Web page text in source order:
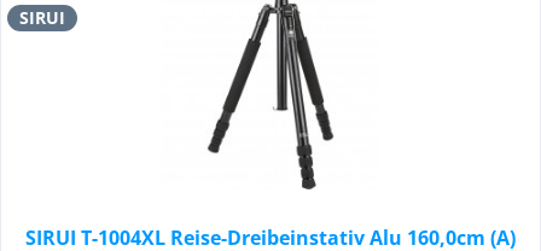
SIRUI
SIRUI T-1004XL Reise-Dreibeinstativ Alu 160,0cm (A)